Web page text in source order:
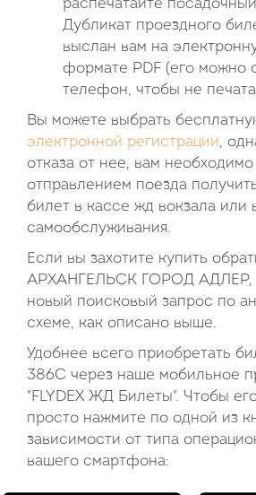
распечатайте
Дубликат проездного
выслан вам на
формате PDF (его можно
телефон, чтобы не
Вы можете выбрать
электронной регистрации,
отказа от нее, вам
отправлением поезда
билет в кассе жд вокзала или
самообслуживания.
Если вы захотите купить
АРХАНГЕЛЬСК ГОРОД АДЛЕР,
новый поисковый запрос по
схеме, как описано выше.
Удобнее всего приобретать
386С через наше мобильное
"FLYDEX ЖД Билеты". Чтобы
просто нажмите по одной из
зависимости от типа
вашего смартфона: